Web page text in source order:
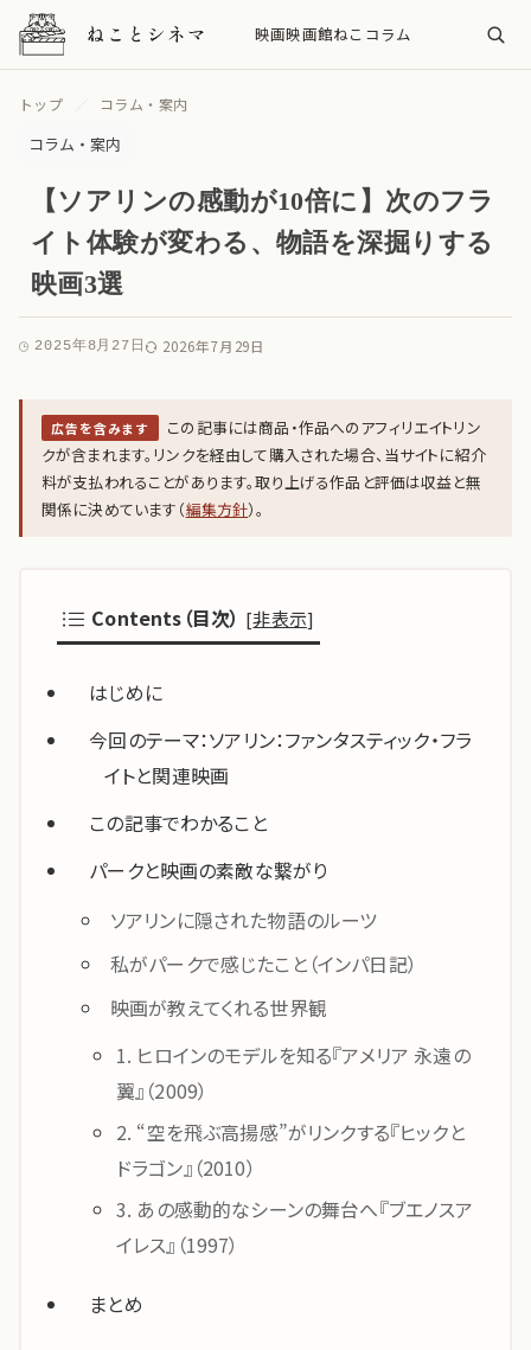
映画映画館ねこ コラム
トップ コラム・案内
コラム・案内
【ソアリンの感動が10倍に】次のフラ
イト体験が変わる、物語を深掘りする
映画3選
2025年8月27日 2026年7月29日
広告を含みます
この記事には商品・作品へのアフィリエイトリン
クが含まれます。リンクを経由して購入された場合、当サイトに紹介
料が支払われることがあります。取り上げる作品と評価は収益と無
関係に決めています（編集方針）。
Contents（目次） [非表示]
はじめに
今回のテーマ：ソアリン：ファンタスティック・フラ
イトと関連映画
この記事でわかること
パークと映画の素敵な繋がり
ソアリンに隠された物語のルーツ
私がパークで感じたこと（インパ日記）
映画が教えてくれる世界観
1. ヒロインのモデルを知る『アメリア 永遠の
翼』（2009）
2. “空を飛ぶ高揚感”がリンクする『ヒックと
ドラゴン』（2010）
3. あの感動的なシーンの舞台へ『ブエノスア
イレス』（1997）
まとめ